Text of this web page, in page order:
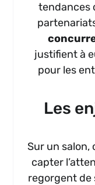
tendances
justifient à
pour les
Les
Sur un
capter
regorgent de